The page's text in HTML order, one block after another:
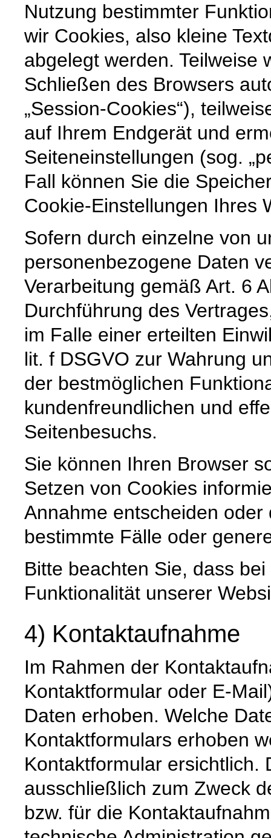
Nutzung bestimmter
wir Cookies, also kleine
abgelegt werden. Teilweise
Schließen des Browsers
„Session-Cookies“),
auf Ihrem Endgerät und
Seiteneinstellungen (sog.
Fall können Sie die
Cookie-Einstellungen Ihres
Sofern durch einzelne von
personenbezogene Daten
Verarbeitung gemäß Art. 6
Durchführung des
im Falle einer erteilten
lit. f DSGVO zur Wahrung
der bestmöglichen
kundenfreundlichen und
Seitenbesuchs.
Sie können Ihren Browser
Setzen von Cookies
Annahme entscheiden
bestimmte Fälle oder
Bitte beachten Sie, dass
Funktionalität unserer
4) Kontaktaufnahme
Im Rahmen der
Kontaktformular oder E-
Daten erhoben. Welche
Kontaktformulars erhoben
Kontaktformular ersichtlich.
ausschließlich zum Zweck
bzw. für die